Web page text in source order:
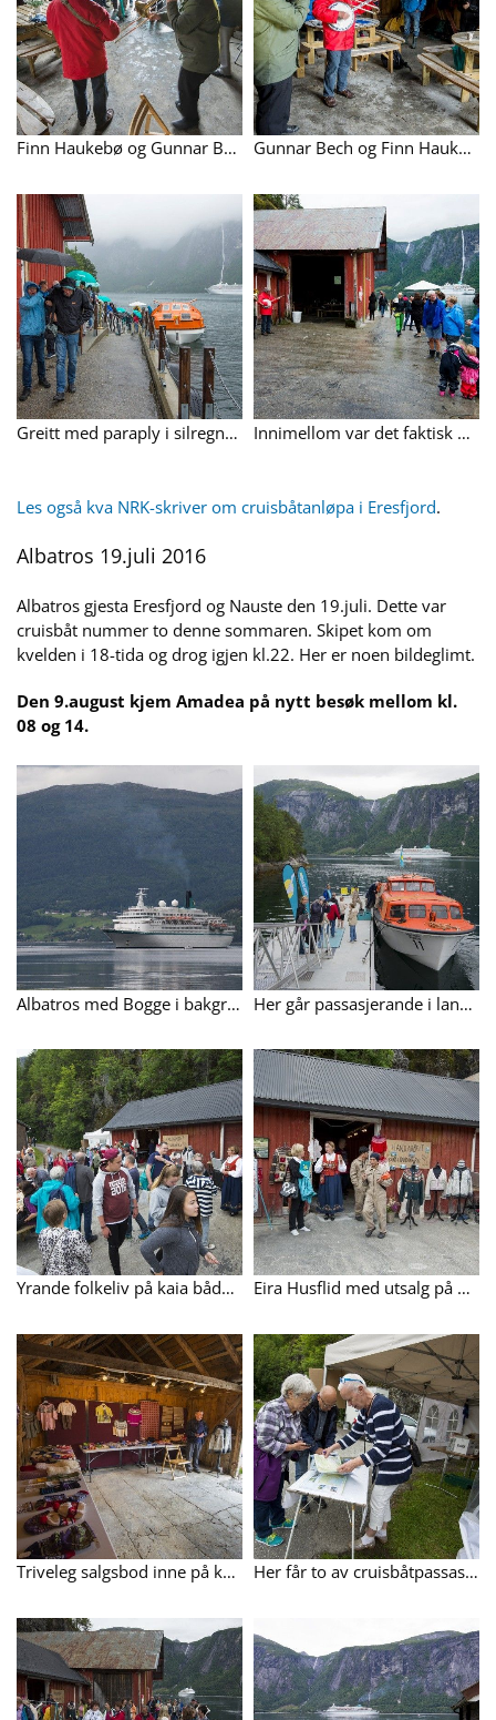
Finn Haukebø og Gunnar Bech spela opp humøret i gråveret inne i kaihuset på Nauste. Gunnar Bech og Finn Haukebø i aksjon.
Greitt med paraply i silregnet. Innimellom var det faktisk også oppholdsver.
Les også kva NRK-skriver om cruisbåtanløpa i Eresfjord.
Albatros 19.juli 2016
Albatros gjesta Eresfjord og Nauste den 19.juli. Dette var
cruisbåt nummer to denne sommaren. Skipet kom om
kvelden i 18-tida og drog igjen kl.22. Her er noen bildeglimt.
Den 9.august kjem Amadea på nytt besøk mellom kl.
08 og 14.
Albatros med Bogge i bakgrunnen. Her går passasjerande i land på Nauste.
Yrande folkeliv på kaia både av turistar og lokale. Eira Husflid med utsalg på kaia.
Triveleg salgsbod inne på kaihuset. Her får to av cruisbåtpassasjerane hjlep til å finne fram på kartet av Annlaug Berge.